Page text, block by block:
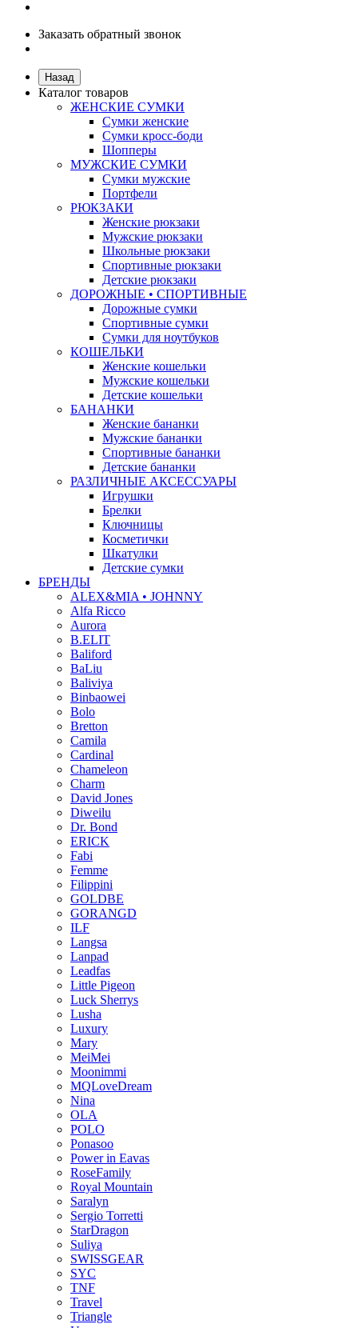
Заказать обратный звонок
Назад
Каталог товаров
ЖЕНСКИЕ СУМКИ
Сумки женские
Сумки кросс-боди
Шопперы
МУЖСКИЕ СУМКИ
Сумки мужские
Портфели
РЮКЗАКИ
Женские рюкзаки
Мужские рюкзаки
Школьные рюкзаки
Спортивные рюкзаки
Детские рюкзаки
ДОРОЖНЫЕ • СПОРТИВНЫЕ
Дорожные сумки
Спортивные сумки
Сумки для ноутбуков
КОШЕЛЬКИ
Женские кошельки
Мужские кошельки
Детские кошельки
БАНАНКИ
Женские бананки
Мужские бананки
Спортивные бананки
Детские бананки
РАЗЛИЧНЫЕ АКСЕССУАРЫ
Игрушки
Брелки
Ключницы
Косметички
Шкатулки
Детские сумки
БРЕНДЫ
ALEX&MIA • JOHNNY
Alfa Ricco
Aurora
B.ELIT
Baliford
BaLiu
Baliviya
Binbaowei
Bolo
Bretton
Camila
Cardinal
Chameleon
Charm
David Jones
Diweilu
Dr. Bond
ERICK
Fabi
Femme
Filippini
GOLDBE
GORANGD
ILF
Langsa
Lanpad
Leadfas
Little Pigeon
Luck Sherrys
Lusha
Luxury
Mary
MeiMei
Moonimmi
MQLoveDream
Nina
OLA
POLO
Ponasoo
Power in Eavas
RoseFamily
Royal Mountain
Saralyn
Sergio Torretti
StarDragon
Suliya
SWISSGEAR
SYC
TNF
Travel
Triangle